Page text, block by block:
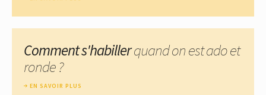
Comment s'habillerquand on est ado et
ronde ?
EN SAVOIR PLUS